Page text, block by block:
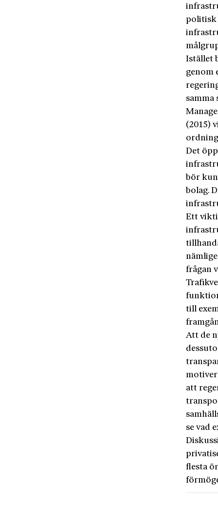
politisk
Istället
genom
samma
(2015)
Det
bör
bolag.
Ett
frågan
till
Att de
att
se vad
flesta